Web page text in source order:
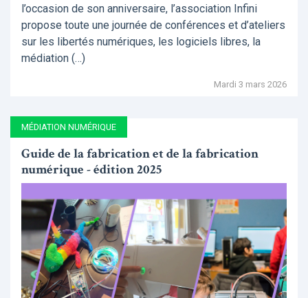
l’occasion de son anniversaire, l’association Infini
propose toute une journée de conférences et d’ateliers
sur les libertés numériques, les logiciels libres, la
médiation (…)
Mardi 3 mars 2026
MÉDIATION NUMÉRIQUE
Guide de la fabrication et de la fabrication
numérique - édition 2025